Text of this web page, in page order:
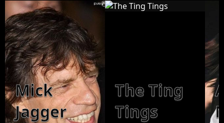
Mick
Jagger
The Ting
Tings